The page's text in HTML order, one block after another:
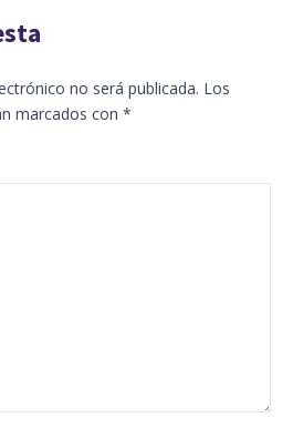
no será publicada. Los
marcados con *